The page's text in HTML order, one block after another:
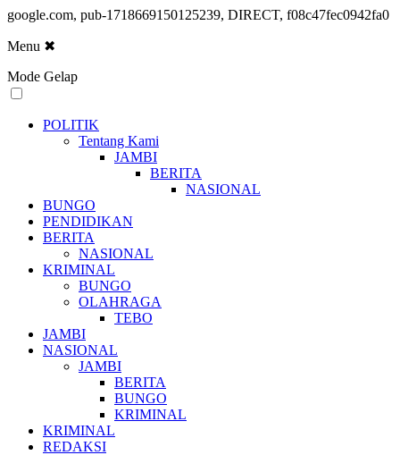
google.com, pub-1718669150125239, DIRECT, f08c47fec0942fa0
Menu ✖
Mode Gelap
POLITIK
Tentang Kami
JAMBI
BERITA
NASIONAL
BUNGO
PENDIDIKAN
BERITA
NASIONAL
KRIMINAL
BUNGO
OLAHRAGA
TEBO
JAMBI
NASIONAL
JAMBI
BERITA
BUNGO
KRIMINAL
KRIMINAL
REDAKSI